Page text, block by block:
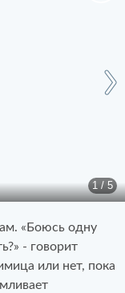
1 / 5
«Боюсь одну
- говорит
или нет, пока